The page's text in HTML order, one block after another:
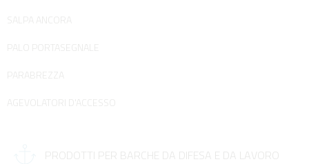
SALPA ANCORA
PALO PORTASEGNALE
PARABREZZA
AGEVOLATORI D'ACCESSO
PRODOTTI PER BARCHE DA DIFESA E DA LAVORO